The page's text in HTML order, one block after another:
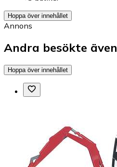
Hoppa över innehållet
Annons
Andra besökte även
Hoppa över innehållet